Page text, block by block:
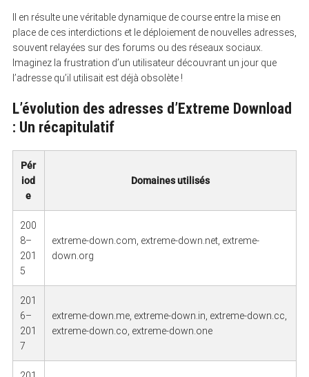
Il en résulte une véritable dynamique de course entre la mise en
place de ces interdictions et le déploiement de nouvelles adresses,
souvent relayées sur des forums ou des réseaux sociaux.
Imaginez la frustration d’un utilisateur découvrant un jour que
l’adresse qu’il utilisait est déjà obsolète !
L’évolution des adresses d’Extreme Download
: Un récapitulatif
Pér
iod
e
Domaines utilisés
200
8–
201
5
extreme-down.com, extreme-down.net, extreme-
down.org
201
6–
201
7
extreme-down.me, extreme-down.in, extreme-down.cc,
extreme-down.co, extreme-down.one